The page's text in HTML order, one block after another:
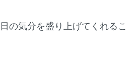
の気分を盛り上げてくれるこ